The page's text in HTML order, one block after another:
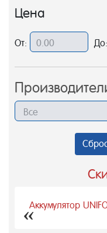
Цена
От: До:
Аккумулятор